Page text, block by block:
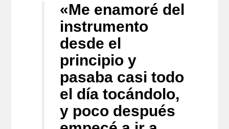
«Me enamoré del
instrumento
desde el
principio y
pasaba casi todo
el día tocándolo,
y poco después